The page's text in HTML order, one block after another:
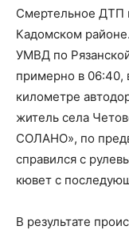
Смертельное ДТП
Кадомском
УМВД по
примерно в 06:40,
километре
житель села
СОЛАНО», по
справился с
кювет с
В результате